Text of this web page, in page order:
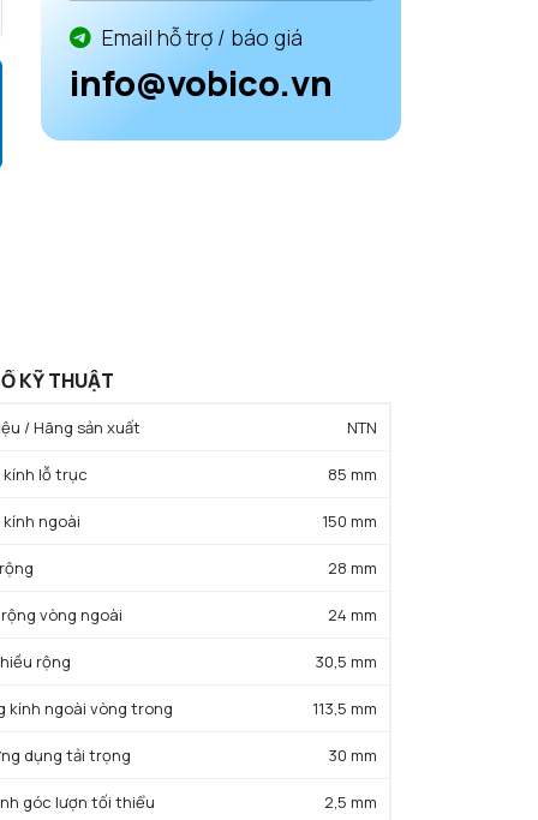
Email hỗ trợ / báo giá
info@vobico.vn
KỸ THUẬT
/ Hãng sản xuất NTN
lỗ trục 85 mm
kính ngoài 150 mm
28 mm
vòng ngoài 24 mm
rộng 30,5 mm
kính ngoài vòng trong 113,5 mm
dụng tải trọng 30 mm
góc lượn tối thiểu 2,5 mm